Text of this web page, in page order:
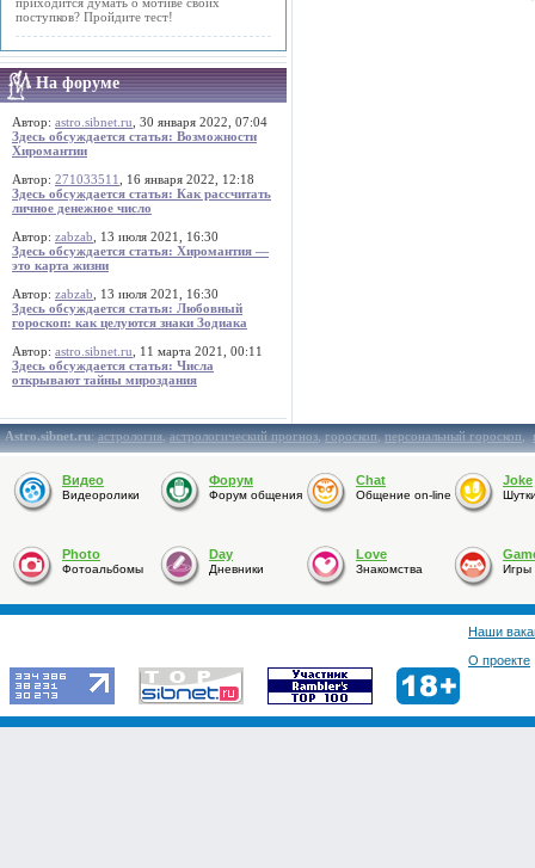
поступков? Пройдите тест!
На форуме
Автор: astro.sibnet.ru , 30 января 2022, 07:04
Здесь обсуждается статья: Возможности
Хиромантии
Автор: 271033511
, 16 января 2022, 12:18
Здесь обсуждается статья: Как рассчитать
личное денежное число
Автор: zabzab , 13 июля 2021, 16:30
Здесь обсуждается статья: Хиромантия —
это карта жизни
Автор: zabzab , 13 июля 2021, 16:30
Здесь обсуждается статья: Любовный
гороскоп: как целуются знаки Зодиака
Автор: astro.sibnet.ru , 11 марта 2021, 00:11
Здесь обсуждается статья: Числа
открывают тайны мироздания
Astro.sibnet.ru:астрология,астрологический прогноз,гороскоп,персональный гороскоп,
Видео
Видеоролики
Форум
Форум общения
Chat
Общение on-line
Joke
Photo
Фотоальбомы
Day
Дневники
Love
Знакомства Игры
Наши
О проекте